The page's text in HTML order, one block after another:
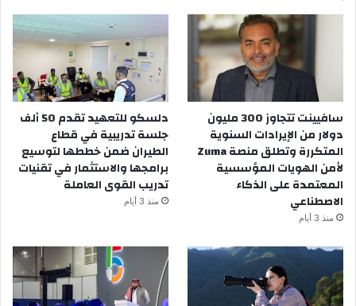
سافيينت تتجاوز 300 مليون
دولار من الإيرادات السنوية
المتكررة وتطلق منصة Zuma
لأمن الهويات المؤسسية
المعتمدة على الذكاء
الاصطناعي
منذ 3 أيام
دلسكو للتعهيد تقدم 50 ألف
جلسة تدريبية في قطاع
الطيران ضمن خططها لتوسيع
برامجها والاستثمار في تقنيات
تدريب القوى العاملة
منذ 3 أيام